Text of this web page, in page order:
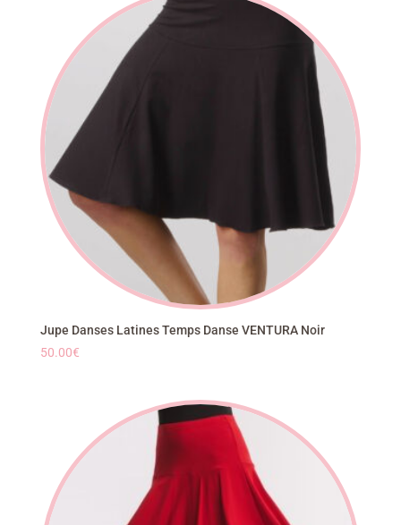
Jupe Danses Latines Temps Danse VENTURA Noir
50.00€